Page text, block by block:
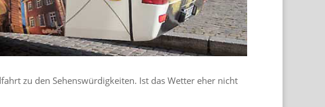
zu den Sehenswürdigkeiten. Ist das Wetter eher nicht